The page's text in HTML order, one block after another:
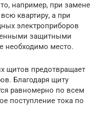
например, при замене
квартиру, а при
электроприборов
защитными
необходимо место.
щитов предотвращает
Благодаря щиту
равномерно по всем
поступление тока по